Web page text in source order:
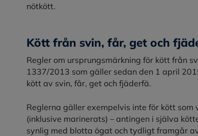
nötkött.
Kött från svin, får, get och
Regler om ursprungsmärkning för kött från
1337/2013 som gäller sedan den 1 april
kött av svin, får, get och fjäderfä.
Reglerna gäller exempelvis inte för kött
(inklusive marinerats) – antingen i själva
synlig med blotta ögat och tydligt framgår